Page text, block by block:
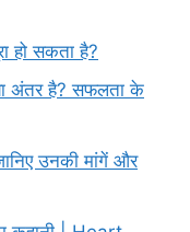
हो सकता है?
अंतर है? सफलता के
उनकी मांगें और